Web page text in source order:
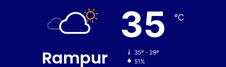
Rampur
35 ℃
35º - 29º
51%